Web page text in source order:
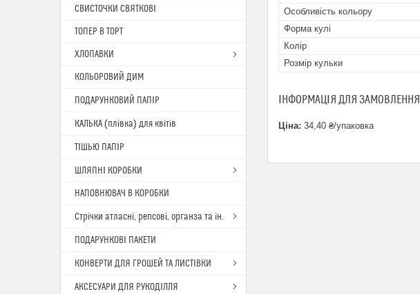
Особливість кольору
Форма кулі
Колір
Розмір кульки
ІНФОРМАЦІЯ ДЛЯ ЗАМОВЛЕННЯ
Ціна: 34,40 ₴/упаковка
СВИСТОЧКИ СВЯТКОВІ
ТОПЕР В ТОРТ
ХЛОПАВКИ
КОЛЬОРОВИЙ ДИМ
ПОДАРУНКОВИЙ ПАПІР
КАЛЬКА (плівка) для квітів
ТІШЬЮ ПАПІР
ШЛЯПНІ КОРОБКИ
НАПОВНЮВАЧ В КОРОБКИ
Стрічки атласні, репсові, органза та ін.
ПОДАРУНКОВІ ПАКЕТИ
КОНВЕРТИ ДЛЯ ГРОШЕЙ ТА ЛИСТІВКИ
АКСЕСУАРИ ДЛЯ РУКОДІЛЛЯ